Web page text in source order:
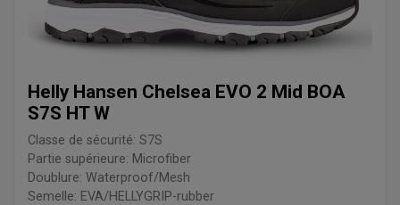
Helly Hansen Chelsea EVO 2 Mid BOA
S7S HT W
Classe de sécurité: S7S
Partie supérieure: Microfiber
Doublure: Waterproof/Mesh
Semelle: EVA/HELLYGRIP-rubber